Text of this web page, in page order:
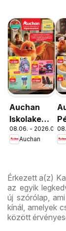
Auchan
Iskolakezdés
ajánlatok
08.06. -
Auchan
Érkezett a(z)
az egyik
új szórólap,
kínál, amelyek
között